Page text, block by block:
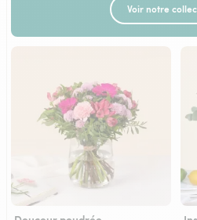
Voir notre